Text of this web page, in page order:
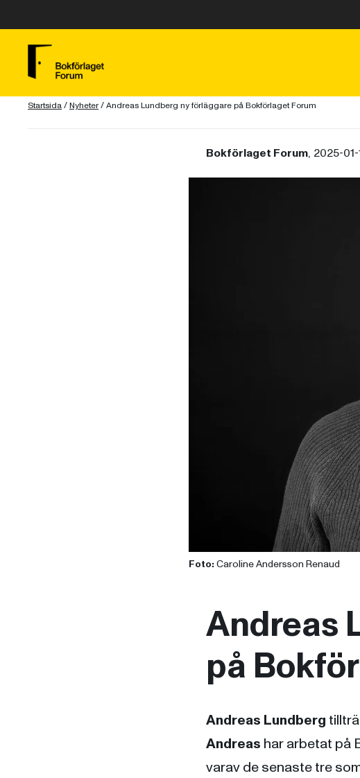
Startsida/Nyheter/Andreas Lundberg ny förläggare på Bokförlaget Forum
Bokförlaget Forum, 2025-01-
Foto: Caroline Andersson Renaud
Andreas
på
Andreas Lundberg
Andreas har arbetat på
varav de senaste tre